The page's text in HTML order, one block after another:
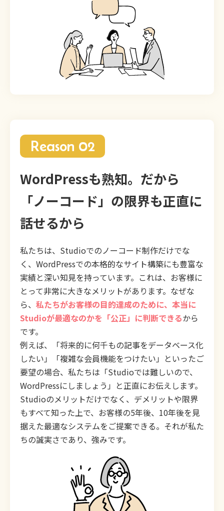
Reason 02
WordPressも熟知。だから
「ノーコード」の限界も正直に
話せるから
私たちは、Studioでのノーコード制作だけでな
く、WordPressでの本格的なサイト構築にも豊富な
実績と深い知見を持っています。これは、お客様に
とって非常に大きなメリットがあります。なぜな
ら、 私たちがお客様の目的達成のために、本当に
Studioが最適なのかを「公正」に判断できるから
です。
例えば、「将来的に何千もの記事をデータベース化
したい」「複雑な会員機能をつけたい」といったご
要望の場合、私たちは「Studioでは難しいので、
WordPressにしましょう」と正直にお伝えします。
Studioのメリットだけでなく、デメリットや限界
もすべて知った上で、お客様の5年後、10年後を見
据えた最適なシステムをご提案できる。それが私た
ちの誠実さであり、強みです。